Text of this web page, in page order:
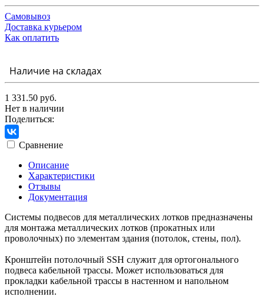
Самовывоз
Доставка курьером
Как оплатить
Наличие на складах
1 331.50 руб.
Нет в наличии
Поделиться:
Сравнение
Описание
Характеристики
Отзывы
Документация
Системы подвесов для металлических лотков предназначены
для монтажа металлических лотков (прокатных или
проволочных) по элементам здания (потолок, стены, пол).
Кронштейн потолочный SSH служит для ортогонального
подвеса кабельной трассы. Может использоваться для
прокладки кабельной трассы в настенном и напольном
исполнении.